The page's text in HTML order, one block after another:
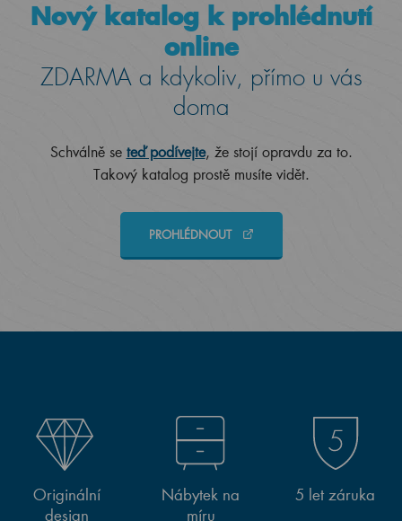
Nový katalog k prohlédnutí
online
ZDARMA a kdykoliv, přímo u vás
doma
Schválně se teď podívejte, že stojí opravdu za to.
Takový katalog prostě musíte vidět.
PROHLÉDNOUT
Originální
design
Nábytek na
míru
5 let záruka